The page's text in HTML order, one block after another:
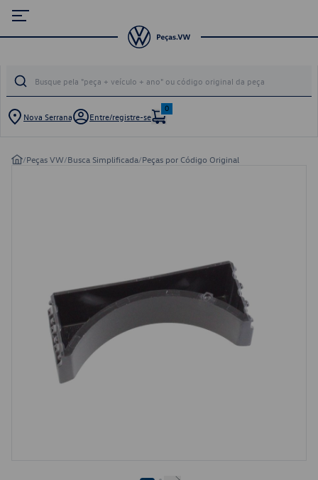
Nova Serrana Entre/registre-se
0
/Peças VW/Busca Simplificada/Peças por Código Original